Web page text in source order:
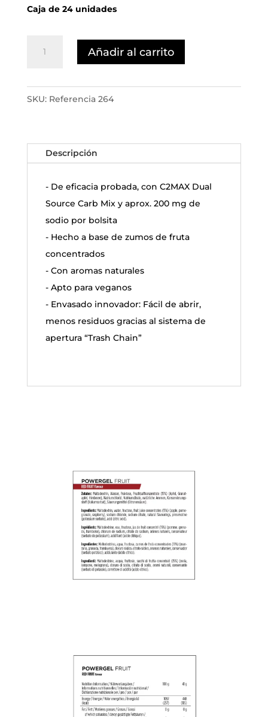
Caja de 24 unidades
rojos
Añadir al carrito
SKU: Referencia 264
Descripción
- De eficacia probada, con C2MAX Dual
Source Carb Mix y aprox. 200 mg de
sodio por bolsita
- Hecho a base de zumos de fruta
concentrados
- Con aromas naturales
- Apto para veganos
- Envasado innovador: Fácil de abrir,
menos residuos gracias al sistema de
apertura “Trash Chain”